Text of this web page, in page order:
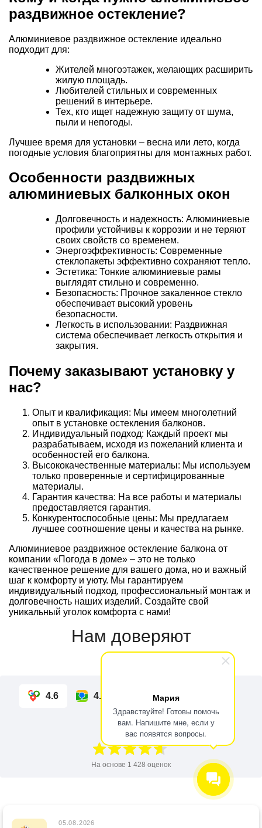
Мария
Здравствуйте! Готовы помочь
вам. Напишите мне, если у
вас появятся вопросы.
раздвижное остекление?
Алюминиевое раздвижное остекление идеально
подходит для:
Жителей многоэтажек, желающих расширить
жилую площадь.
Любителей стильных и современных
решений в интерьере.
Тех, кто ищет надежную защиту от шума,
пыли и непогоды.
Лучшее время для установки – весна или лето, когда
погодные условия благоприятны для монтажных работ.
Особенности раздвижных
алюминиевых балконных окон
Долговечность и надежность: Алюминиевые
профили устойчивы к коррозии и не теряют
своих свойств со временем.
Энергоэффективность: Современные
стеклопакеты эффективно сохраняют тепло.
Эстетика: Тонкие алюминиевые рамы
выглядят стильно и современно.
Безопасность: Прочное закаленное стекло
обеспечивает высокий уровень
безопасности.
Легкость в использовании: Раздвижная
система обеспечивает легкость открытия и
закрытия.
Почему заказывают установку у
нас?
Опыт и квалификация: Мы имеем многолетний
опыт в установке остекления балконов.
Индивидуальный подход: Каждый проект мы
разрабатываем, исходя из пожеланий клиента и
особенностей его балкона.
Высококачественные материалы: Мы используем
только проверенные и сертифицированные
материалы.
Гарантия качества: На все работы и материалы
предоставляется гарантия.
Конкурентоспособные цены: Мы предлагаем
лучшее соотношение цены и качества на рынке.
Алюминиевое раздвижное остекление балкона от
компании «Погода в доме» – это не только
качественное решение для вашего дома, но и важный
шаг к комфорту и уюту. Мы гарантируем
индивидуальный подход, профессиональный монтаж и
долговечность наших изделий. Создайте свой
уникальный уголок комфорта с нами!
Нам доверяют
4.6 4.6 4.4
4.6из 5
На основе 1 428 оценок
05.08.2026